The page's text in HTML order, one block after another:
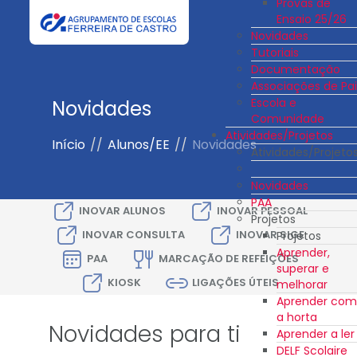
Ensaio 25/26
Novidades
Tutoriais
Documentação
Associações de
Escola e
Comunidade
Atividades/Projetos
Atividades/
Novidades
PAA
Projetos
Projetos
Aprender,
superar e
melhorar
Aprender com
a horta
Aprender a ler
DELF Scolaire
Novidades
Início // Alunos/EE // Novidades
INOVAR ALUNOS
INOVAR PESSOAL
INOVAR CONSULTA
INOVAR SIGE
PAA
MARCAÇÃO DE REFEIÇÕES
KIOSK
LIGAÇÕES ÚTEIS
Novidades para ti